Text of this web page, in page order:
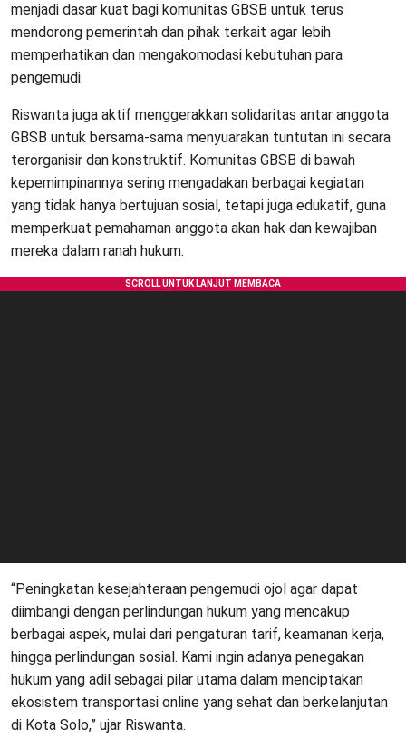
menjadi dasar kuat bagi komunitas GBSB untuk terus
mendorong pemerintah dan pihak terkait agar lebih
memperhatikan dan mengakomodasi kebutuhan para
pengemudi.
Riswanta juga aktif menggerakkan solidaritas antar anggota
GBSB untuk bersama-sama menyuarakan tuntutan ini secara
terorganisir dan konstruktif. Komunitas GBSB di bawah
kepemimpinannya sering mengadakan berbagai kegiatan
yang tidak hanya bertujuan sosial, tetapi juga edukatif, guna
memperkuat pemahaman anggota akan hak dan kewajiban
mereka dalam ranah hukum.
“Peningkatan kesejahteraan pengemudi ojol agar dapat
diimbangi dengan perlindungan hukum yang mencakup
berbagai aspek, mulai dari pengaturan tarif, keamanan kerja,
hingga perlindungan sosial. Kami ingin adanya penegakan
hukum yang adil sebagai pilar utama dalam menciptakan
ekosistem transportasi online yang sehat dan berkelanjutan
di Kota Solo,” ujar Riswanta.